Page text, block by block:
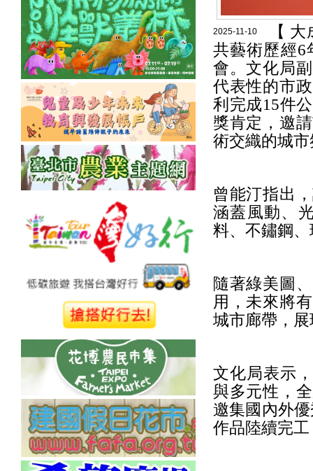
2025-11-10
【
共藝術歷經6
會。文化局
代表性的市
利完成15件
獎肯定，邀
術交織的城
曾能汀指出
涵蓋風動、
料、不鏽鋼
隨著綠美圖
用，未來將
城市廊帶，
文化局表示
與多元性，
邀集國內外
作品陸續完